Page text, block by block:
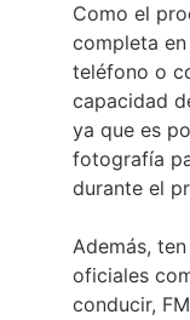
Como el
completa
teléfono o
capacidad
ya que es
fotografía
durante el
Además,
oficiales
conducir,